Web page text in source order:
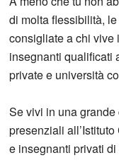
di molta flessibilità,
consigliate a chi vive
insegnanti qualificati
private e università
Se vivi in una
presenziali
e insegnanti privati